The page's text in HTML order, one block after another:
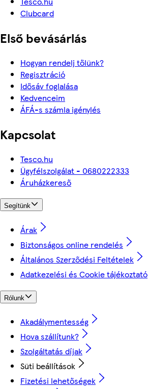
Clubcard
Első bevásárlás
Hogyan rendelj tőlünk?
Regisztráció
Idősáv foglalása
Kedvenceim
ÁFÁ-s számla igénylés
Kapcsolat
Tesco.hu
Ügyfélszolgálat - 0680222333
Áruházkereső
Segítünk
Árak
Biztonságos online rendelés
Általános Szerződési Feltételek
Adatkezelési és Cookie tájékoztató
Rólunk
Akadálymentesség
Hova szállítunk?
Szolgáltatás díjak
Süti beállítások
Fizetési lehetőségek